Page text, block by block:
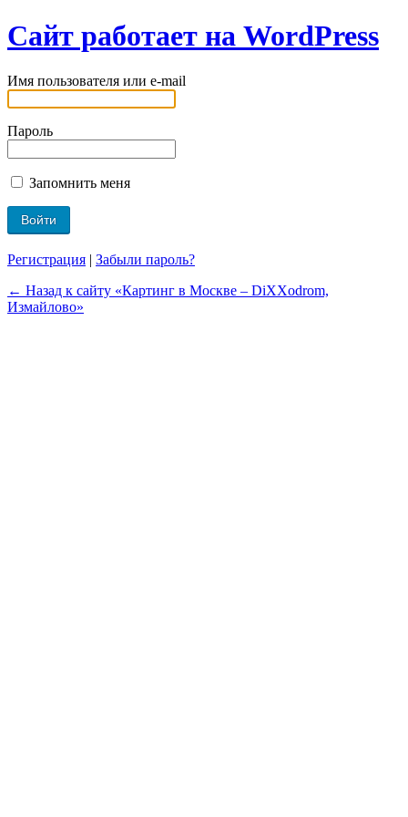
Сайт работает на WordPress
Имя пользователя или e-mail
Пароль
Запомнить меня
Регистрация | Забыли пароль?
← Назад к сайту «Картинг в Москве – DiXXodrom,
Измайлово»